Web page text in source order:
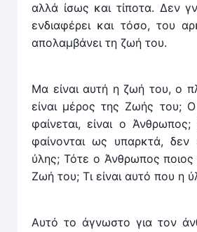
αλλά ίσως και τίποτα. Δεν
ενδιαφέρει και τόσο, του
απολαμβάνει τη ζωή του.
Μα είναι αυτή η ζωή του, ο
είναι μέ­ρος της Ζωής του;
φαίνεται, είναι ο
φαίνονται ως υπαρκτά, δεν
ύλης; Τότε ο Άνθρωπος ποιος
Ζωή του; Τι είναι αυτό που η
Αυτό το άγνωστο για τον